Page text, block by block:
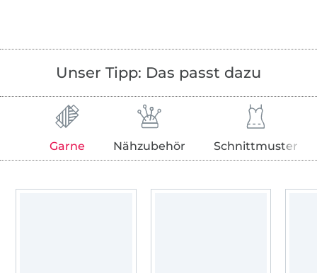
Unser Tipp: Das passt dazu
Garne Nähzubehör Schnittmuster